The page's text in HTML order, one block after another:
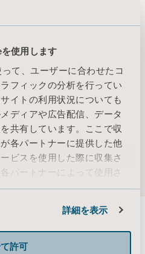
使用します
て、ユーザーに合わせたコ
フィックの分析を行ってい
イトの利用状況についても
ディアや広告配信、データ
共有しています。ここで収
各パートナーに提供した他
ビスを使用した際に収集さ
パートナーによって使用さ
詳細を表示
許可
from the School of
Previous experience
and AstraZeneca.
ArjoHuntleigh
positions –
parties) –